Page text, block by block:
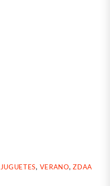
JUGUETES, VERANO,ZDAA